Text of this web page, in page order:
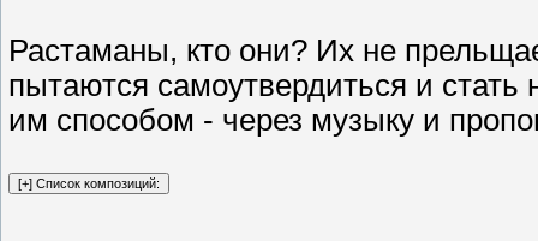
Растаманы, кто они? Их не
пытаются самоутвердиться и
им способом - через музыку и